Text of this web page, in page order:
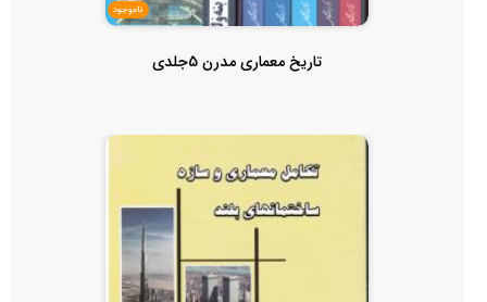
ناموجود
تاریخ معماری مدرن 5جلدی